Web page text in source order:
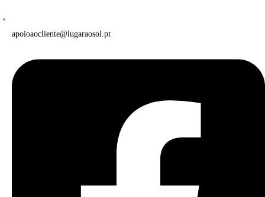
apoioaocliente@lugaraosol.pt